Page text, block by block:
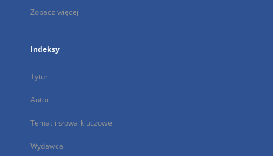
Zobacz więcej
Indeksy
Tytuł
Autor
Temat i słowa kluczowe
Wydawca